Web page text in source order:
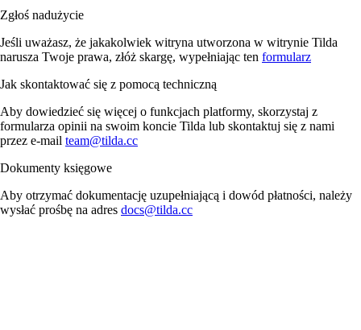
Zgłoś nadużycie
Jeśli uważasz, że jakakolwiek witryna utworzona w witrynie Tilda
narusza Twoje prawa, złóż skargę, wypełniając ten formularz
Jak skontaktować się z pomocą techniczną
Aby dowiedzieć się więcej o funkcjach platformy, skorzystaj z
formularza opinii na swoim koncie Tilda lub skontaktuj się z nami
przez e-mail team@tilda.cc
Dokumenty księgowe
Aby otrzymać dokumentację uzupełniającą i dowód płatności, należy
wysłać prośbę na adres docs@tilda.cc